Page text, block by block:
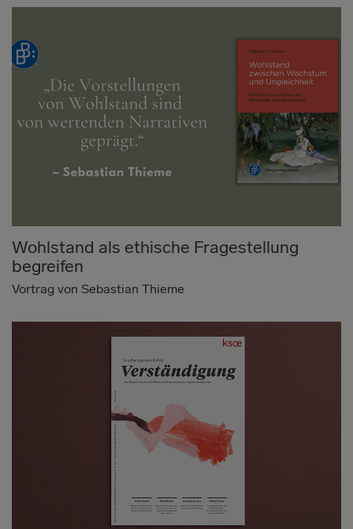
Wohlstand als ethische Fragestellung
begreifen
Vortrag von Sebastian Thieme